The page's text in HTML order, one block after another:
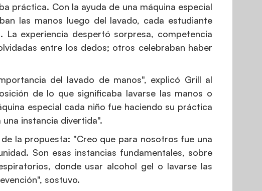
práctica. Con la ayuda de una máquina especial
las manos luego del lavado, cada estudiante
experiencia despertó sorpresa, competencia
entre los dedos; otros celebraban haber
del lavado de manos", explicó Grill al
de lo que significaba lavarse las manos o
especial cada niño fue haciendo su práctica
instancia divertida".
la propuesta: "Creo que para nosotros fue una
Son esas instancias fundamentales, sobre
donde usar alcohol gel o lavarse las
sostuvo.